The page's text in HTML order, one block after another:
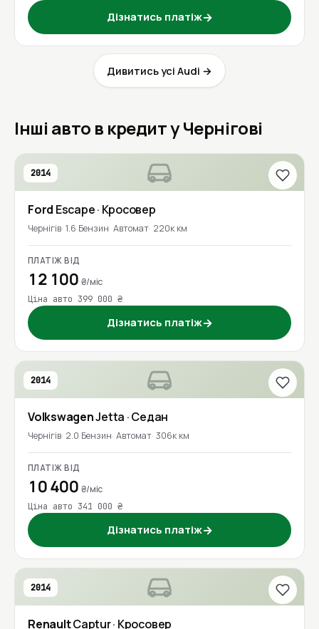
Дізнатись платіж→
Дивитись усі Audi →
Інші авто в кредит у Чернігові
2014
Ford Escape· Кросовер
Чернігів 1.6 Бензин Автомат 220к км
ПЛАТІЖ ВІД
12 100 ₴/міс
Ціна авто 399 000 ₴
Дізнатись платіж→
2014
VolkswagenJetta · Седан
Чернігів 2.0 Бензин Автомат 306к км
ПЛАТІЖ ВІД
10 400 ₴/міс
Ціна авто 341 000 ₴
Дізнатись платіж→
2014
RenaultCaptur· Кросовер